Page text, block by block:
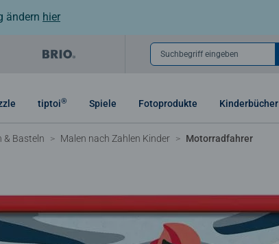
ändern hier
Suchbegriff eingeben
tiptoi® Spiele Fotoprodukte Kinderbücher
& Basteln Malen nach Zahlen Kinder Motorradfahrer